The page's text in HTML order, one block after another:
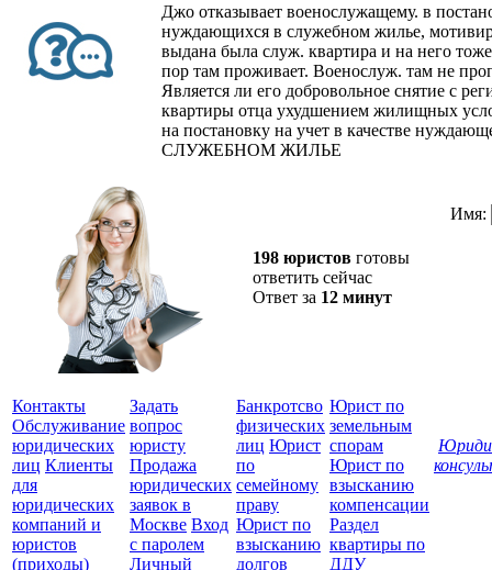
Джо отказывает военослужащему. в
нуждающихся в служебном жилье,
выдана была служ. квартира и на него
пор там проживает. Военослуж. там не
Является ли его добровольное снятие с
квартиры отца ухудшением жилищных
на постановку на учет в качестве
СЛУЖЕБНОМ ЖИЛЬЕ
198 юристов готовы
ответить сейчас
Ответ за 12 минут
Имя:
Контакты
Обслуживание
юридических
лиц Клиенты
для
юридических
компаний и
юристов
(приходы)
Задать
вопрос
юристу
Продажа
юридических
заявок в
Москве Вход
с паролем
Личный
Банкротсво
физических
лиц Юрист
по
семейному
праву
Юрист по
взысканию
долгов
Юрист по
земельным
спорам
Юрист по
взысканию
компенсации
Раздел
квартиры по
ДДУ